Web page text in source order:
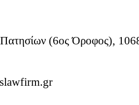
(6ος Όροφος),